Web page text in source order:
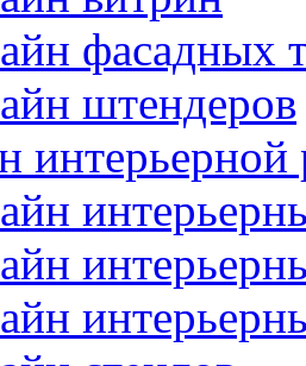
фасадных
штендеров
интерьерной